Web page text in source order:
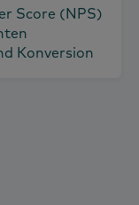
Score (NPS)
Konversion